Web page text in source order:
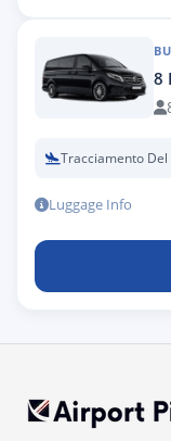
8
Tracciamento Del
Luggage Info